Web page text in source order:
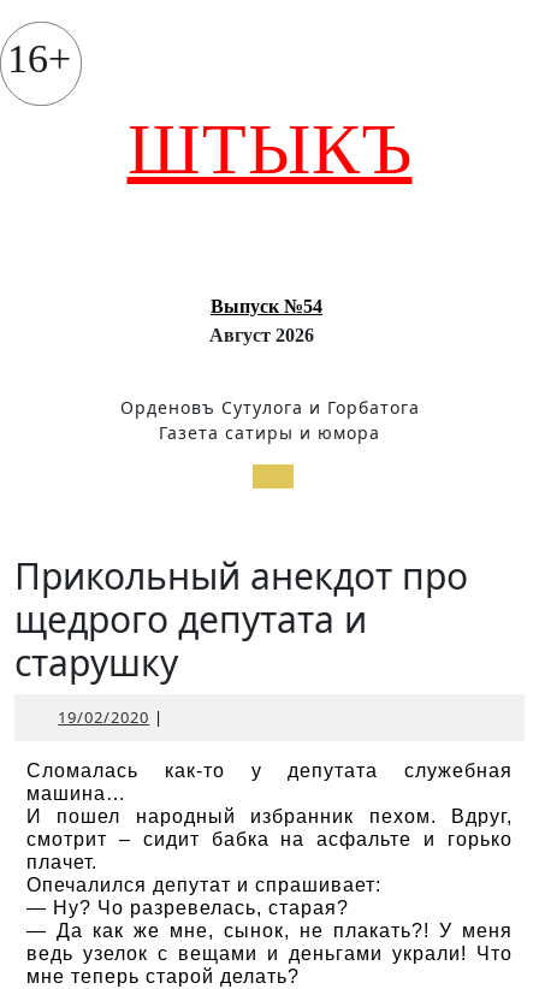
к
содержимому
16+
ШТЫКЪ
Выпуск №54
Август 2026
Орденовъ Сутулога и Горбатога
Газета сатиры и юмора
Открыть
Прикольный анекдот про
щедрого депутата и
старушку
19/02/2020 19/02/2020
|
Сломалась как-то у депутата служебная
машина…
И пошел народный избранник пехом. Вдруг,
смотрит – сидит бабка на асфальте и горько
плачет.
Опечалился депутат и спрашивает:
— Ну? Чо разревелась, старая?
— Да как же мне, сынок, не плакать?! У меня
ведь узелок с вещами и деньгами украли! Что
мне теперь старой делать?